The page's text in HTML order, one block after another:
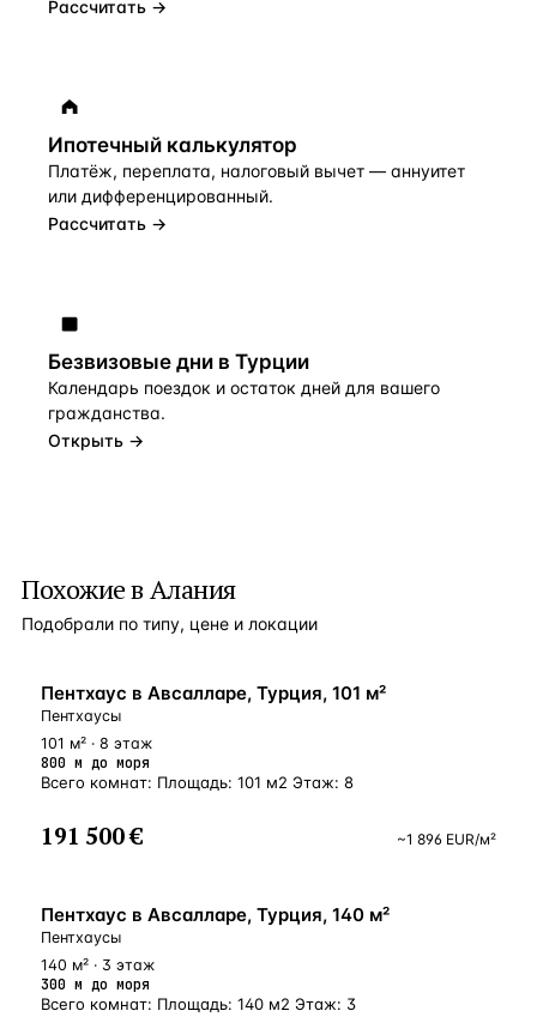
Рассчитать →
Ипотечный калькулятор
Платёж, переплата, налоговый вычет — аннуитет
или дифференцированный.
Рассчитать →
Безвизовые дни в Турции
Календарь поездок и остаток дней для вашего
гражданства.
Открыть →
Похожие в Алания
Подобрали по типу, цене и локации
БЛИЗКО К МОРЮ
Пентхаус в Авсалларе, Турция, 101 м²
Пентхаусы
101 м² · 8 этаж
800 м до моря
Всего комнат: Площадь: 101 м2 Этаж: 8
191 500 € ~1 896 EUR/м²
У МОРЯ
Пентхаус в Авсалларе, Турция, 140 м²
Пентхаусы
140 м² · 3 этаж
300 м до моря
Всего комнат: Площадь: 140 м2 Этаж: 3